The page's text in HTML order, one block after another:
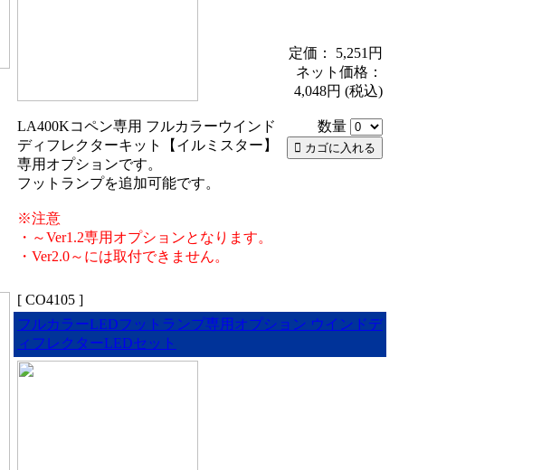
LA400Kコペン専用 フルカラーウインド
ディフレクターキット【イルミスター】
専用オプションです。
フットランプを追加可能です。
※注意
・～Ver1.2専用オプションとなります。
・Ver2.0～には取付できません。
定価： 5,251円
ネット価格：
4,048円 (税込)
数量
[ CO4105 ]
フルカラーLEDフットランプ専用オプション ウインドデ
ィフレクターLEDセット